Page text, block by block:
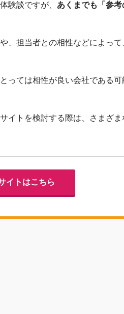
験談ですが、 あくまでも「参考
、担当者との相性などによって
っては相性が良い会社である可
イトを検討する際は、さまざま
イトはこちら